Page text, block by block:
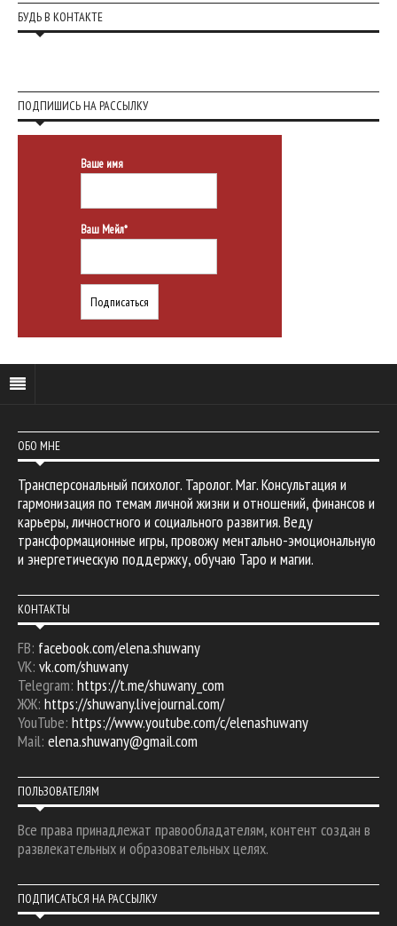
БУДЬ В КОНТАКТЕ
ПОДПИШИСЬ НА РАССЫЛКУ
Ваше имя
Ваш Мейл*
ОБО МНЕ
Трансперсональный психолог. Таролог. Маг. Консультация и
гармонизация по темам личной жизни и отношений, финансов и
карьеры, личностного и социального развития. Веду
трансформационные игры, провожу ментально-эмоциональную
и энергетическую поддержку, обучаю Таро и магии.
КОНТАКТЫ
FB: facebook.com/elena.shuwany
VK: vk.com/shuwany
Telegram: https://t.me/shuwany_com
ЖЖ: https://shuwany.livejournal.com/
YouTube: https://www.youtube.com/c/elenashuwany
Mail: elena.shuwany@gmail.com
ПОЛЬЗОВАТЕЛЯМ
Все права принадлежат правообладателям, контент создан в
развлекательных и образовательных целях.
ПОДПИСАТЬСЯ НА РАССЫЛКУ